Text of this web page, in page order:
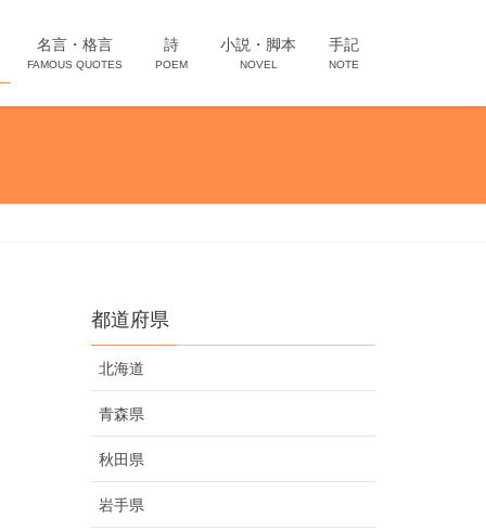
名言・格言
FAMOUS QUOTES
詩
POEM
小説・脚本
NOVEL
手記
NOTE
都道府県
北海道
青森県
秋田県
岩手県